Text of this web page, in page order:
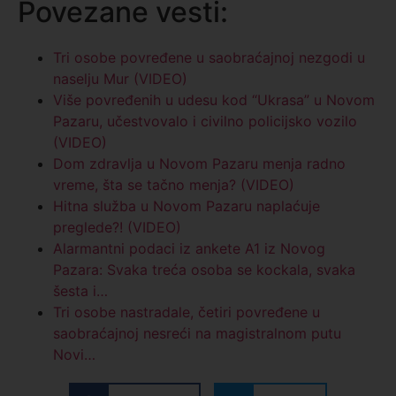
Povezane vesti:
Tri osobe povređene u saobraćajnoj nezgodi u
naselju Mur (VIDEO)
Više povređenih u udesu kod “Ukrasa” u Novom
Pazaru, učestvovalo i civilno policijsko vozilo
(VIDEO)
Dom zdravlja u Novom Pazaru menja radno
vreme, šta se tačno menja? (VIDEO)
Hitna služba u Novom Pazaru naplaćuje
preglede?! (VIDEO)
Alarmantni podaci iz ankete A1 iz Novog
Pazara: Svaka treća osoba se kockala, svaka
šesta i…
Tri osobe nastradale, četiri povređene u
saobraćajnoj nesreći na magistralnom putu
Novi…